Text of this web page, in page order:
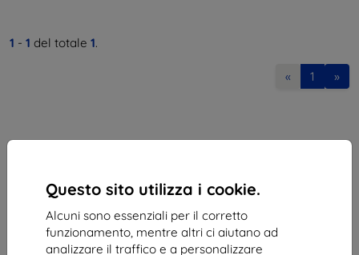
Questo sito utilizza i cookie.
Alcuni sono essenziali per il corretto
funzionamento, mentre altri ci aiutano ad
analizzare il traffico e a personalizzare
1 - 1 del totale 1.
« 1 »
Shield-Sk s.r.o.
Via Rudolfa Mocka 3750/2A
841 04 Bratislava